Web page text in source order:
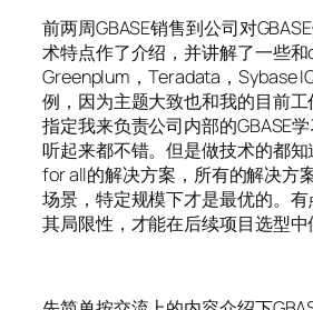
前两周GBASE销售到公司对
术特点作了介绍，并讲解了一些和
Greenplum，Teradata，Sybase
例，因为主题大致也和我的目前
指定我来负责公司内部的GBASE
听起来都不错。但是做技术的都
for all的解决方案，所有的解决方
场景，特定规模下才是最优的。
其局限性，才能在后续项目选型中